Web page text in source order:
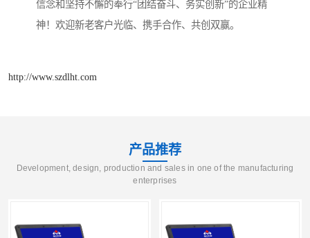
信念和坚持不懈的奉行“团结奋斗、务实创新”的企业精
神！欢迎新老客户光临、携手合作、共创双赢。
http://www.szdlht.com
产品推荐
Development, design, production and sales in one of the manufacturing
enterprises